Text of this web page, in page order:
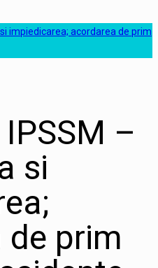
impiedicarea; acordarea de prim
–
si
de prim